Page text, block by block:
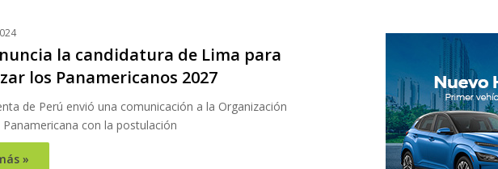
la candidatura de Lima para
los Panamericanos 2027
de Perú envió una comunicación a la Organización
con la postulación
»